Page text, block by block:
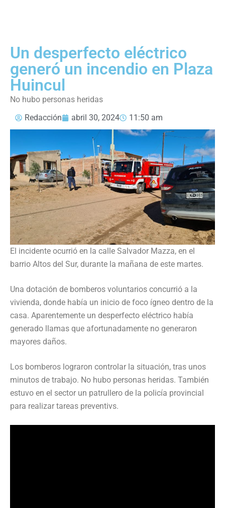
Un desperfecto eléctrico
generó un incendio en Plaza
Huincul
No hubo personas heridas
Redacción
abril 30, 2024 11:50 am
El incidente ocurrió en la calle Salvador Mazza, en el
barrio Altos del Sur, durante la mañana de este martes.
Una dotación de bomberos voluntarios concurrió a la
vivienda, donde había un inicio de foco ígneo dentro de la
casa. Aparentemente un desperfecto eléctrico había
generado llamas que afortunadamente no generaron
mayores daños.
Los bomberos lograron controlar la situación, tras unos
minutos de trabajo. No hubo personas heridas. También
estuvo en el sector un patrullero de la policía provincial
para realizar tareas preventivs.